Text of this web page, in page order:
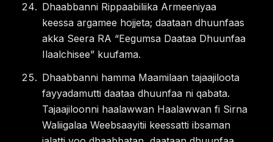
Dhaabbanni Rippaabiliika Armeeniyaa
keessa argamee hojjeta; daataan dhuunfaas
akka Seera RA “Eegumsa Daataa Dhuunfaa
Ilaalchisee” kuufama.
Dhaabbanni hamma Maamilaan tajaajiloota
fayyadamutti daataa dhuunfaa ni qabata.
Tajaajiloonni haalawwan Haalawwan fi Sirna
Waliigalaa Weebsaayitii keessatti ibsaman